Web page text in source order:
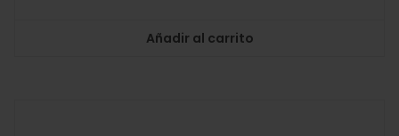
Añadir al carrito